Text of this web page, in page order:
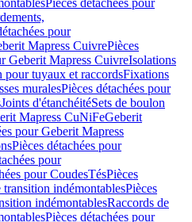
Pièces détachées pour
pour
Mapress CuivrePièces
Geberit Mapress CuivreIsolations
pour tuyaux et raccordsFixations
muralesPièces détachées pour
Joints d'étanchéitéSets de boulon
Mapress CuNiFeGeberit
pour Geberit Mapress
Pièces détachées pour
pour
pour CoudesTésPièces
transition indémontablesPièces
indémontablesRaccords de
Pièces détachées pour